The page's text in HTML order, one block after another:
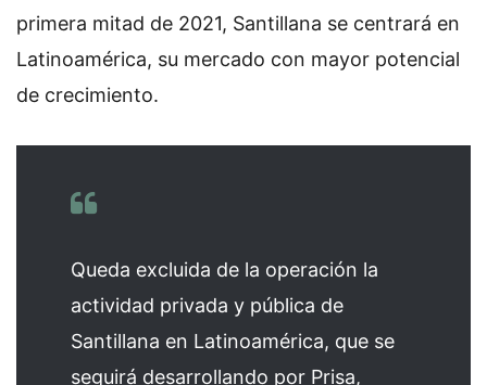
primera mitad de 2021, Santillana se centrará en
Latinoamérica, su mercado con mayor potencial
de crecimiento.
Queda excluida de la operación la
actividad privada y pública de
Santillana en Latinoamérica, que se
seguirá desarrollando por Prisa,